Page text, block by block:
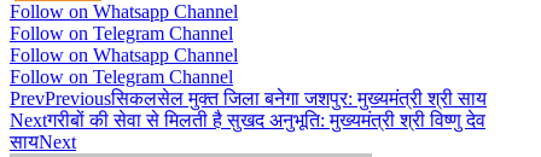
Follow on Whatsapp Channel
Follow on Telegram Channel
Follow on Whatsapp Channel
Follow on Telegram Channel
PrevPreviousसिकलसेल मुक्त जिला बनेगा जशपुर: मुख्यमंत्री श्री साय
Nextगरीबों की सेवा से मिलती है सुखद अनुभूति: मुख्यमंत्री श्री विष्णु देव
सायNext